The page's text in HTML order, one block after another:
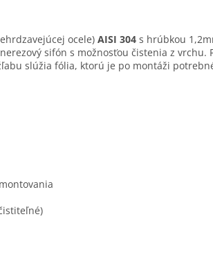
ocele) AISI 304 s hrúbkou
sifón s možnosťou čistenia z vrchu.
slúžia fólia, ktorú je po montáži